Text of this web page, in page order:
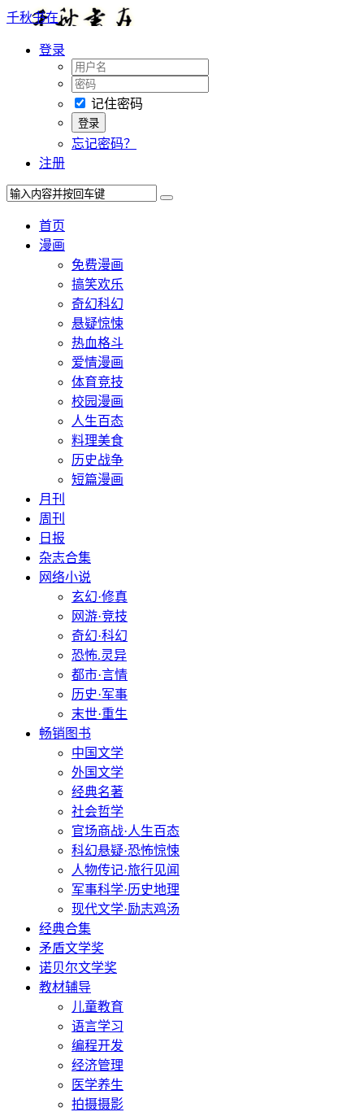
千秋书在
登录
记住密码
忘记密码？
注册
首页
漫画
免费漫画
搞笑欢乐
奇幻科幻
悬疑惊悚
热血格斗
爱情漫画
体育竞技
校园漫画
人生百态
料理美食
历史战争
短篇漫画
月刊
周刊
日报
杂志合集
网络小说
玄幻·修真
网游·竞技
奇幻·科幻
恐怖.灵异
都市·言情
历史·军事
末世·重生
畅销图书
中国文学
外国文学
经典名著
社会哲学
官场商战·人生百态
科幻悬疑·恐怖惊悚
人物传记·旅行见闻
军事科学·历史地理
现代文学·励志鸡汤
经典合集
矛盾文学奖
诺贝尔文学奖
教材辅导
儿童教育
语言学习
编程开发
经济管理
医学养生
拍摄摄影